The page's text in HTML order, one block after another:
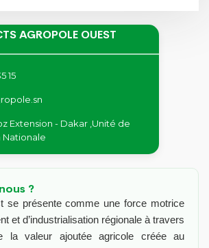
AGROPOLE OUEST
15
Extension - Dakar ,Unité de
?
se présente comme une force motrice
et d’industrialisation régionale à travers
la valeur ajoutée agricole créée au